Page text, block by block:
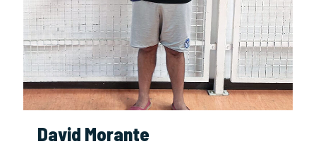
David Morante